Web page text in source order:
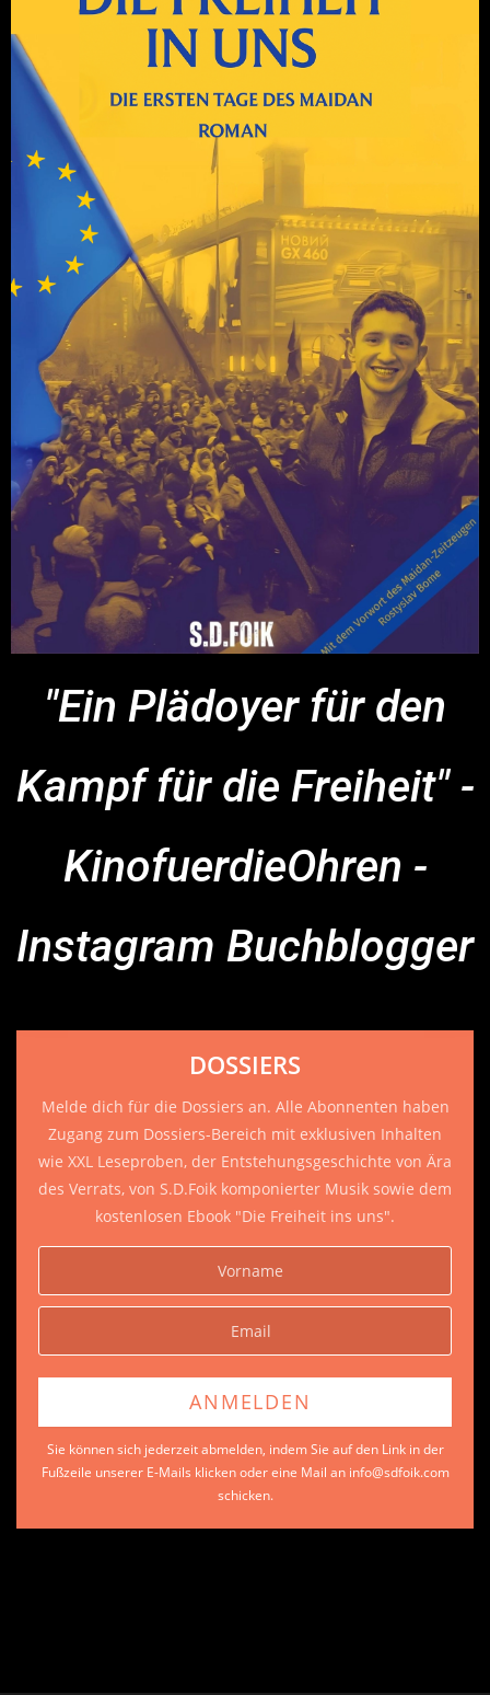
"Ein Plädoyer für den
Kampf für die Freiheit" -
KinofuerdieOhren -
Instagram Buchblogger
DOSSIERS
Melde dich für die Dossiers an. Alle Abonnenten haben
Zugang zum Dossiers-Bereich mit exklusiven Inhalten
wie XXL Leseproben, der Entstehungsgeschichte von Ära
des Verrats, von S.D.Foik komponierter Musik sowie dem
kostenlosen Ebook "Die Freiheit ins uns".
Sie können sich jederzeit abmelden, indem Sie auf den Link in der
Fußzeile unserer E-Mails klicken oder eine Mail an info@sdfoik.com
schicken.